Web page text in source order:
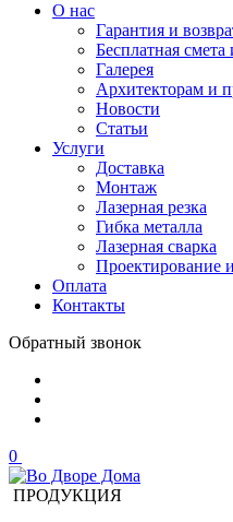
О нас
Гарантия и
Бесплатная
Галерея
Архитекторам и
Новости
Статьи
Услуги
Доставка
Монтаж
Лазерная резка
Гибка металла
Лазерная сварка
Проектирование
Оплата
Контакты
Обратный звонок
0
ПРОДУКЦИЯ